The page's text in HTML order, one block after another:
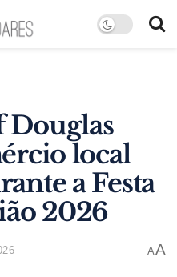
Douglas
local
a Festa
2026
AA